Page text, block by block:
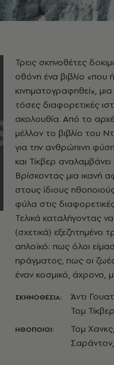
Τρεις σκηνοθέτες
οθόνη ένα βιβλίο «που
κινηματογραφηθεί»,
τόσες διαφορετικές
ακολουθία. Από το
μέλλον το βιβλίο του
για την ανθρώπινη
και Τίκβερ
Βρίσκοντας μια ικανή
στους ίδιους
φύλα στις
Τελικά καταλήγοντας
(σχετικά) εξεζητημένο
απλοϊκό: πως όλοι
πράγματος, πως οι
έναν κοσμικό, άχρονο,
ΣΚΗΝΟΘΕΣΙΑ:
Άντι
Τομ Τίκβερ
ΗΘΟΠΟΙΟΙ:
Τομ